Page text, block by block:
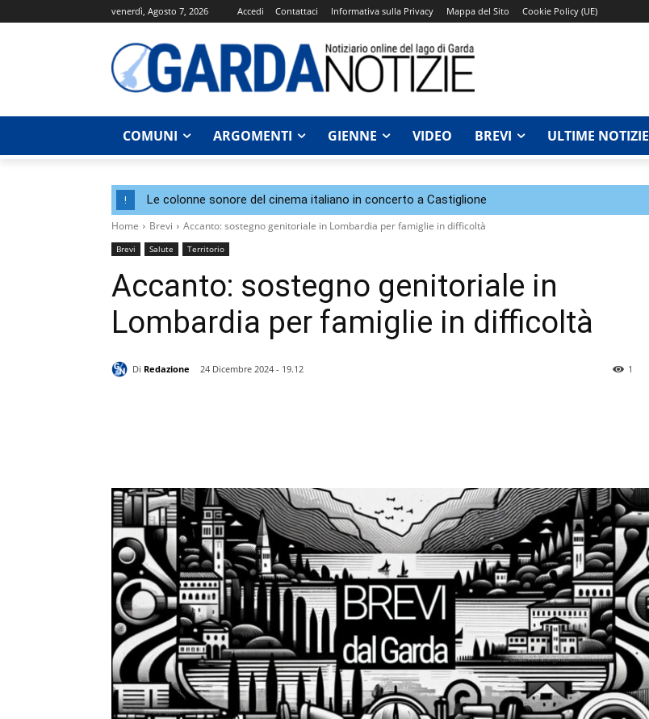
venerdì, Agosto 7, 2026 Accedi Contattaci Informativa sulla Privacy Mappa del Sito Cookie Policy (UE)
COMUNI ARGOMENTI GIENNE VIDEO BREVI ULTIME NOTIZIE
! Le colonne sonore del cinema italiano in concerto a Castiglione
Home Brevi Accanto: sostegno genitoriale in Lombardia per famiglie in difficoltà
Brevi Salute Territorio
Accanto: sostegno genitoriale in
Lombardia per famiglie in difficoltà
Di Redazione
24 Dicembre 2024 - 19.12
1